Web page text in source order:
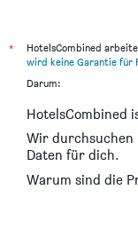
*
HotelsCombined
wird keine Garantie für
Darum:
HotelsCombined
Wir durchsuchen
Daten für dich.
Warum sind die